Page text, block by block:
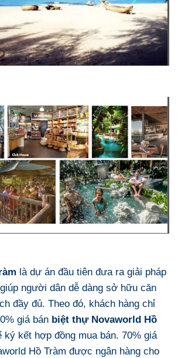
là dự án đầu tiên đưa ra giải pháp
người dân dễ dàng sở hữu căn
đầy đủ. Theo đó, khách hàng chỉ
giá bán biệt thự Novaworld Hồ
ký kết hợp đồng mua bán. 70% giá
Hồ Tràm được ngân hàng cho